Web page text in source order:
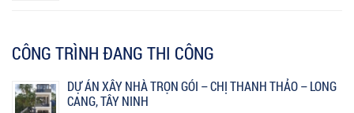
CÔNG TRÌNH ĐANG THI CÔNG
DỰ ÁN XÂY NHÀ TRỌN GÓI – CHỊ THANH THẢO – LONG
CANG, TÂY NINH